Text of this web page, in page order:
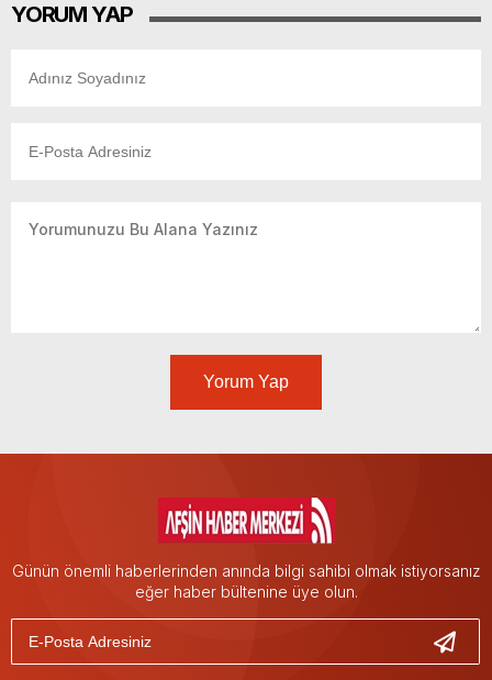
YORUM YAP
Yorum Yap
Günün önemli haberlerinden anında bilgi sahibi olmak istiyorsanız
eğer haber bültenine üye olun.